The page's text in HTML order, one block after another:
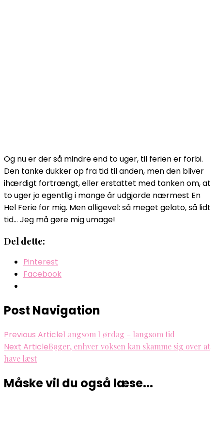
Og nu er der så mindre end to uger, til ferien er forbi.
Den tanke dukker op fra tid til anden, men den bliver
ihærdigt fortrængt, eller erstattet med tanken om, at
to uger jo egentlig i mange år udgjorde nærmest En
Hel Ferie for mig. Men alligevel: så meget gelato, så lidt
tid… Jeg må gøre mig umage!
Del dette:
Pinterest
Facebook
Post Navigation
Previous ArticleLangsom Lørdag – langsom tid
Next ArticleBøger, enhver voksen kan skamme sig over at
have læst
Måske vil du også læse...